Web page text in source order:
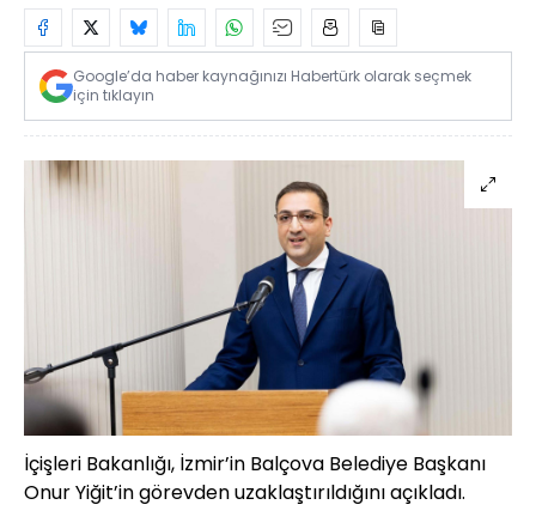
Google’da haber kaynağınızı Habertürk olarak seçmek
için tıklayın
İçişleri Bakanlığı, İzmir’in Balçova Belediye Başkanı
Onur Yiğit’in görevden uzaklaştırıldığını açıkladı.